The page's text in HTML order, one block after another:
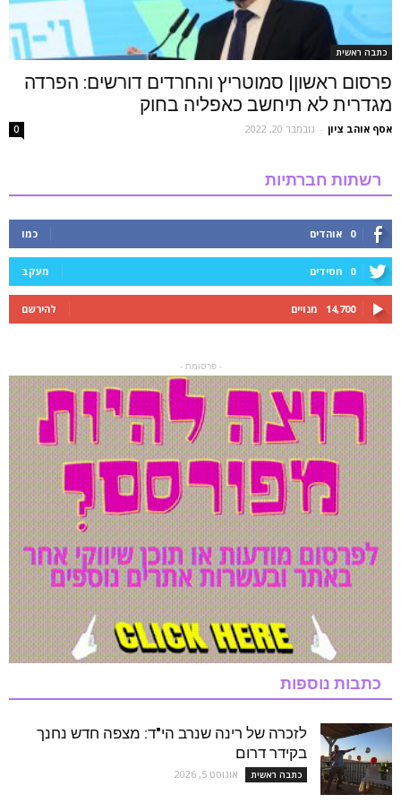
כתבה ראשית
פרסום ראשון| סמוטריץ והחרדים דורשים: הפרדה
מגדרית לא תיחשב כאפליה בחוק
אסף אוהב ציון - נובמבר 20, 2022 0
רשתות חברתיות
0 אוהדים כמו
0 חסידים מעקב
14,700 מנויים להירשם
- פרסומת -
כתבות נוספות
לזכרה של רינה שנרב הי"ד: מצפה חדש נחנך
בקידר דרום
כתבה ראשית אוגוסט 5, 2026